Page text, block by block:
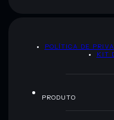
POLÍTICA DE
KIT
PRODUTO